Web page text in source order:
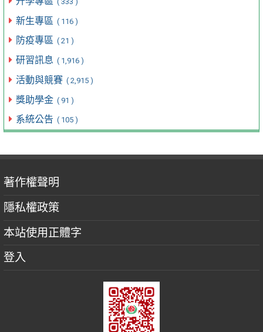
新生專區 ( 116 )
防疫專區 ( 21 )
研習訊息 ( 1,916 )
活動與競賽 ( 2,915 )
獎助學金 ( 91 )
系統公告 ( 105 )
著作權聲明
隱私權政策
本站使用正體字
登入